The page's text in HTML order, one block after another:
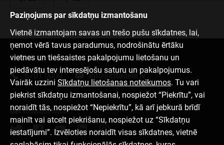
Paziņojums par sīkdatņu izmantošanu
Vietnē izmantojam savas un trešo pušu sīkdatnes, lai,
ņemot vērā tavus paradumus, nodrošinātu ērtāku
vietnes un tiešsaistes pakalpojumu lietošanu un
piedāvātu tev interesējošu saturu un pakalpojumus.
Vairāk uzzini Sīkdatņu lietošanas noteikumos. Tu vari
piekrist sīkdatņu izmantošanai, nospiežot “Piekrītu”, vai
noraidīt tās, nospiežot “Nepiekrītu”, kā arī jebkurā brīdī
mainīt vai atcelt piekrišanu, nospiežot uz “Sīkdatņu
iestatījumi”. Izvēloties noraidīt visas sīkdatnes, vietnē
Sazinies ar mums
6701 0000 info@citadele.lv
Mēs sociālajos tīklos